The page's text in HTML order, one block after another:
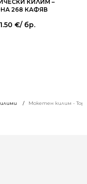
Мокетен килим -
КИЛИМ –
268 КАФЯВ
€/ бр.